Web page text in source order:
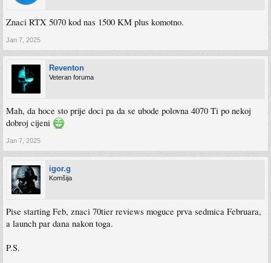
Znaci RTX 5070 kod nas 1500 KM plus komotno.
Jan 7, 2025
Reventon
Veteran foruma
Mah, da hoce sto prije doci pa da se ubode polovna 4070 Ti po nekoj
dobroj cijeni
Jan 7, 2025
igor.g
Komšija
Pise starting Feb, znaci 70tier reviews moguce prva sedmica Februara,
a launch par dana nakon toga.
P.S.